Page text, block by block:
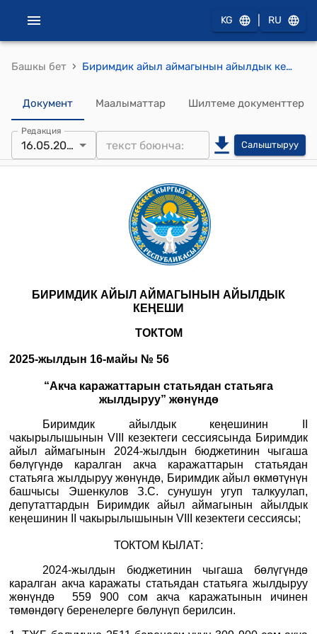
KG RU
Башкы бет › Биримдик айыл аймагынын айылдык кеңешинин 2025-жылдын 16-майындагы № 56 “Акча каражаттарын статьядан статьяга жылдыруу” жөнүндө" токтому
Документ Маалыматтар Шилтеме документтер
Редакция
16.05.2025 Салыштыруу